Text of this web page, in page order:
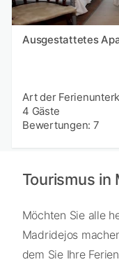
Ausgestattetes
Art der
4 Gäste
Bewertungen: 7
Tourismus in
Möchten Sie alle
Madridejos
dem Sie Ihre